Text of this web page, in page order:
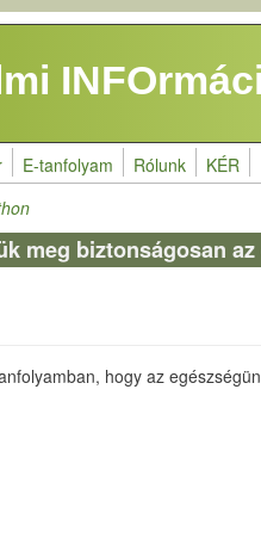
E-tanfolyam Rólunk KÉR
meg biztonságosan
hogy az